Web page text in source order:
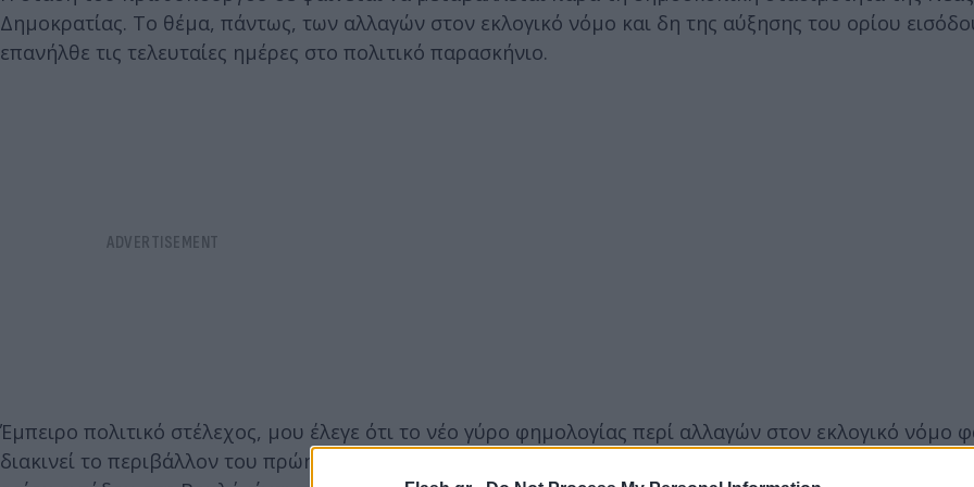
Δημοκρατίας. Το θέμα, πάντως, των αλλαγών στον εκλογικό νόμο και δη της αύξησης του ορίου
επανήλθε τις τελευταίες ημέρες στο πολιτικό παρασκήνιο.
Έμπειρο πολιτικό στέλεχος, μου έλεγε ότι το νέο γύρο φημολογίας περί αλλαγών στον εκλογικό νόμο
διακινεί το περιβάλλον του πρώην πρωθυπουργού, Αλέξη Τσίπρα. Το σκεπτικό μοιάζει εύλογο: τυχόν